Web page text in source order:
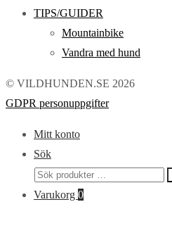
TIPS/GUIDER
Mountainbike
Vandra med hund
© VILDHUNDEN.SE 2026
GDPR personuppgifter
Mitt konto
Sök
Sök
efter:
Varukorg 0